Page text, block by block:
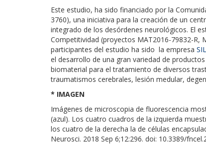
Este estudio, ha sido financiado por la
3760), una iniciativa para la creación de un
integrado de los desórdenes neurológicos. El
Competitividad (proyectos MAT2016-79832-R,
participantes del estudio ha sido la empresa
el desarrollo de una gran variedad de
biomaterial para el tratamiento de diversos
traumatismos cerebrales, lesión medular,
* IMAGEN
Imágenes de microscopia de fluorescencia
(azul). Los cuatro cuadros de la izquierda
los cuatro de la derecha la de células
Neurosci. 2018 Sep 6;12:296. doi: 10.3389/